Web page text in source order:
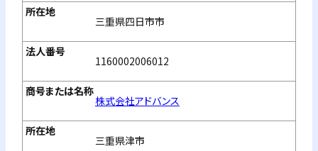
三重県四日市市
1160002006012
株式会社アドバンス
三重県津市